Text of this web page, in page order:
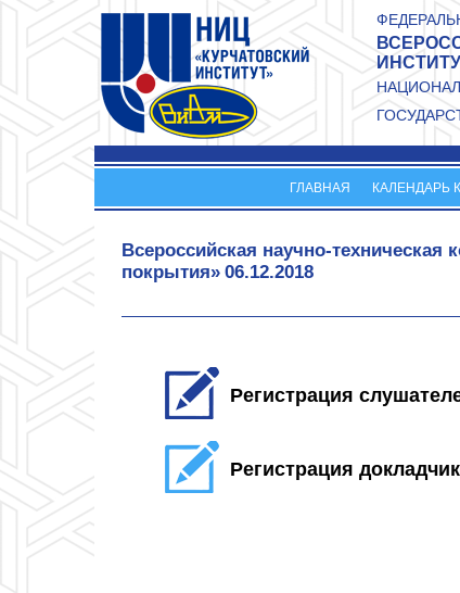
Перейти к основному содержанию
ГЛАВНАЯ КАЛЕНДАРЬ
Всероссийская научно-
покрытия» 06.12.2018
Регистрация
Регистрация